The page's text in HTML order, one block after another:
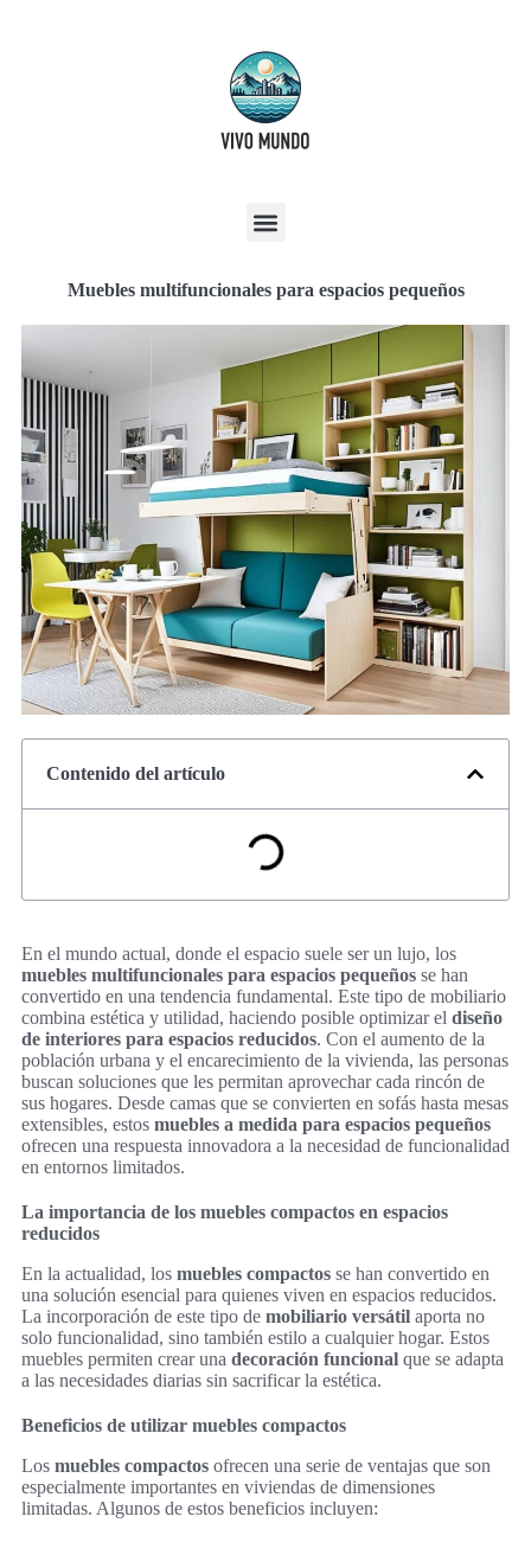
Muebles multifuncionales para espacios pequeños
Contenido del artículo
En el mundo actual, donde el espacio suele ser un lujo, los
muebles multifuncionales para espacios pequeños se han
convertido en una tendencia fundamental. Este tipo de mobiliario
combina estética y utilidad, haciendo posible optimizar el diseño
de interiores para espacios reducidos. Con el aumento de la
población urbana y el encarecimiento de la vivienda, las personas
buscan soluciones que les permitan aprovechar cada rincón de
sus hogares. Desde camas que se convierten en sofás hasta mesas
extensibles, estos muebles a medida para espacios pequeños
ofrecen una respuesta innovadora a la necesidad de funcionalidad
en entornos limitados.
La importancia de los muebles compactos en espacios
reducidos
En la actualidad, los muebles compactos se han convertido en
una solución esencial para quienes viven en espacios reducidos.
La incorporación de este tipo de mobiliario versátil aporta no
solo funcionalidad, sino también estilo a cualquier hogar. Estos
muebles permiten crear una decoración funcional que se adapta
a las necesidades diarias sin sacrificar la estética.
Beneficios de utilizar muebles compactos
Los muebles compactos ofrecen una serie de ventajas que son
especialmente importantes en viviendas de dimensiones
limitadas. Algunos de estos beneficios incluyen: